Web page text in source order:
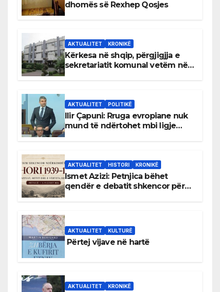
dhomës së Rexhep Qosjes
AKTUALITET KRONIKË
Kërkesa në shqip, përgjigjja e
sekretariatit komunal vetëm në
AKTUALITET POLITIKË
Ilir Çapuni: Rruga evropiane nuk
mund të ndërtohet mbi ligje
AKTUALITET HISTORI KRONIKË
Ismet Azizi: Petnjica bëhet
qendër e debatit shkencor për
AKTUALITET KULTURË
Përtej vijave në hartë
AKTUALITET KRONIKË